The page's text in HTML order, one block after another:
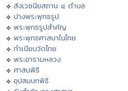
สังเวชนียสถาน ๔ ตำบล
ปางพระพุทธรูป
พระพุทธรูปสำคัญ
พระพุทธศาสนาในไทย
ทำเนียบวัดไทย
พระอารามหลวง
ศาสนพิธี
อุปสมบทพิธี